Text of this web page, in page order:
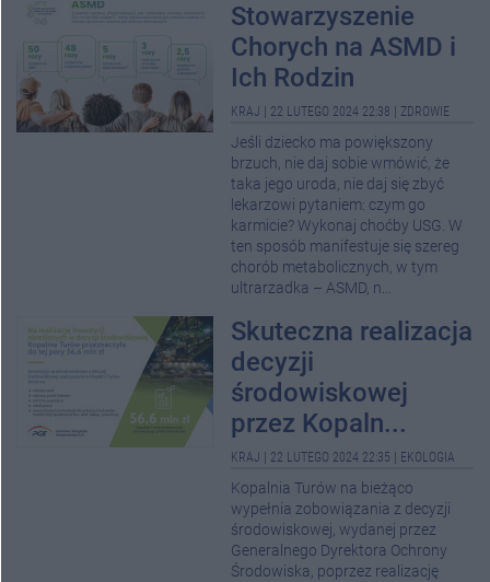
Stowarzyszenie
Chorych na ASMD i
Ich Rodzin
KRAJ 22 LUTEGO 2024 22:38 ZDROWIE
Jeśli dziecko ma powiększony
brzuch, nie daj sobie wmówić, że
taka jego uroda, nie daj się zbyć
lekarzowi pytaniem: czym go
karmicie? Wykonaj choćby USG. W
ten sposób manifestuje się szereg
chorób metabolicznych, w tym
ultrarzadka – ASMD, n...
Skuteczna realizacja
decyzji
środowiskowej
przez Kopaln...
KRAJ 22 LUTEGO 2024 22:35 EKOLOGIA
Kopalnia Turów na bieżąco
wypełnia zobowiązania z decyzji
środowiskowej, wydanej przez
Generalnego Dyrektora Ochrony
Środowiska, poprzez realizację